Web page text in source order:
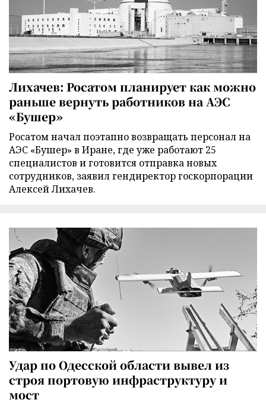
Лихачев: Росатом планирует как можно
раньше вернуть работников на АЭС
«Бушер»
Росатом начал поэтапно возвращать персонал на
АЭС «Бушер» в Иране, где уже работают 25
специалистов и готовится отправка новых
сотрудников, заявил гендиректор госкорпорации
Алексей Лихачев.
Удар по Одесской области вывел из
строя портовую инфраструктуру и
мост